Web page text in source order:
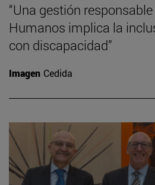
“Una gestión
Humanos implica la
con discapacidad”
Imagen Cedida